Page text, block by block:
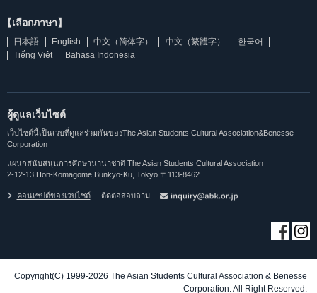
【เลือกภาษา】
日本語 English 中文（简体字） 中文（繁體字）
한국어
Tiếng Việt
Bahasa Indonesia
ผู้ดูแลเว็บไซต์
เว็บไซต์นี้เป็นเวบที่ดูแลร่วมกันของThe Asian Students Cultural Association&Benesse
Corporation
แผนกสนับสนุนการศึกษานานาชาติ The Asian Students Cultural Association
2-12-13 Hon-Komagome,Bunkyo-Ku, Tokyo 〒113-8462
คอนเซปต์ของเวบไซต์ ติดต่อสอบถาม
Copyright(C) 1999-2026 The Asian Students Cultural Association & Benesse
Corporation. All Right Reserved.